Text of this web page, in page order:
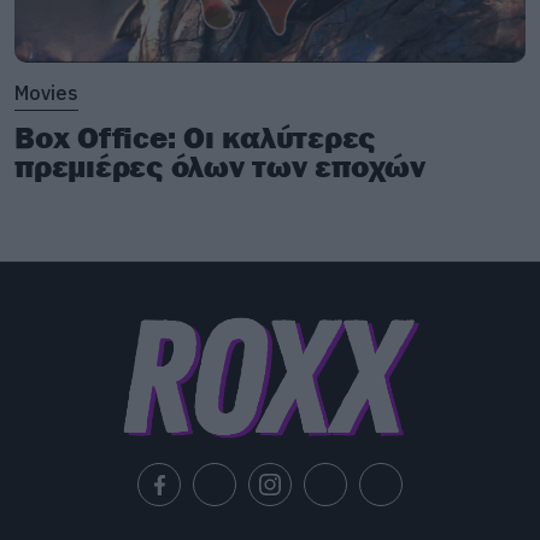
Ακολουθούν δύο από αυτές:
Movies
Box Office: Οι καλύτερες
πρεμιέρες όλων των εποχών